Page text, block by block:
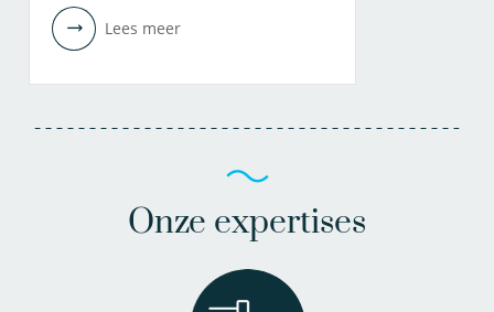
Lees meer
Onze expertises